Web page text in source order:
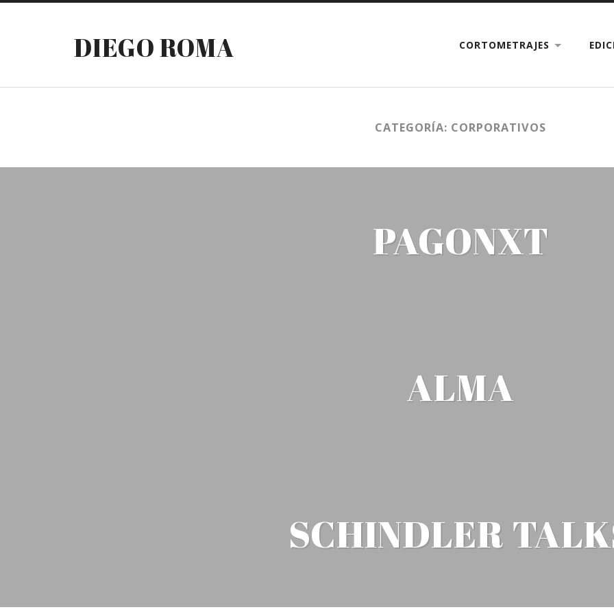
DIEGO ROMA CORTOMETRAJES
CATEGORÍA: CORPORATIVOS
PAGONXT
ALMA
SCHINDLER